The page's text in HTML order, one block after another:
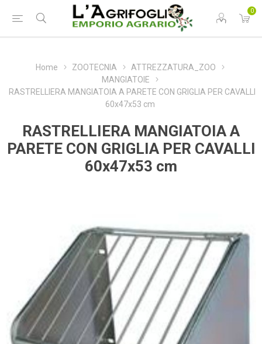
0
Home ZOOTECNIA
ATTREZZATURA_ZOO
MANGIATOIE
RASTRELLIERA MANGIATOIA A PARETE CON GRIGLIA PER CAVALLI
60x47x53 cm
RASTRELLIERA MANGIATOIA A
PARETE CON GRIGLIA PER CAVALLI
60x47x53 cm